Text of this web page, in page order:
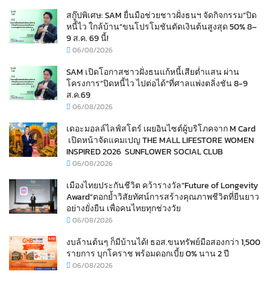
สกู๊ปพิเศษ: SAM ยื่นมือช่วยชาวฝั่งธนฯ จัดกิจกรรม“ปิด
หนี้ไว ใกล้บ้าน”ขนโปรโมชันตัดเงินต้นสูงสุด 50% 8–
9 ส.ค. 69 นี้!
06/08/2026
SAM เปิดโอกาสชาวฝั่งธนแก้หนี้เสียต่ำแสน ผ่าน
โครงการ“ปิดหนี้ไว ไปต่อได้”ที่ศาลแพ่งตลิ่งชัน 8-9
ส.ค.69
06/08/2026
เดอะมอลล์ไลฟ์สโตร์ เผยอินไซต์ผู้บริโภคจาก M Card
เปิดหน้าจัดแคมเปญ THE MALL LIFESTORE WOMEN
INSPIRED 2026 SUNFLOWER SOCIAL CLUB
06/08/2026
เมืองไทยประกันชีวิต คว้ารางวัล“Future of Longevity
Award”ตอกย้ำวิสัยทัศน์การสร้างคุณภาพชีวิตที่ยืนยาว
อย่างยั่งยืน เพื่อคนไทยทุกช่วงวัย
06/08/2026
งบล้านต้นๆ ก็มีบ้านได้! ธอส.ขนทรัพย์มือสองกว่า 1,500
รายการ บุกโคราช พร้อมดอกเบี้ย 0% นาน 2 ปี
06/08/2026